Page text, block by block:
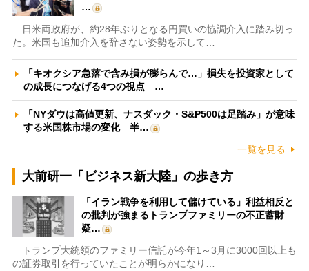
…
日米両政府が、約28年ぶりとなる円買いの協調介入に踏み切っ
た。米国も追加介入を辞さない姿勢を示して…
「キオクシア急落で含み損が膨らんで…」損失を投資家として
の成長につなげる4つの視点 …
「NYダウは高値更新、ナスダック・S&P500は足踏み」が意味
する米国株市場の変化 半…
一覧を見る
大前研一「ビジネス新大陸」の歩き方
「イラン戦争を利用して儲けている」利益相反と
の批判が強まるトランプファミリーの不正蓄財
疑…
トランプ大統領のファミリー信託が今年1～3月に3000回以上も
の証券取引を行っていたことが明らかになり…